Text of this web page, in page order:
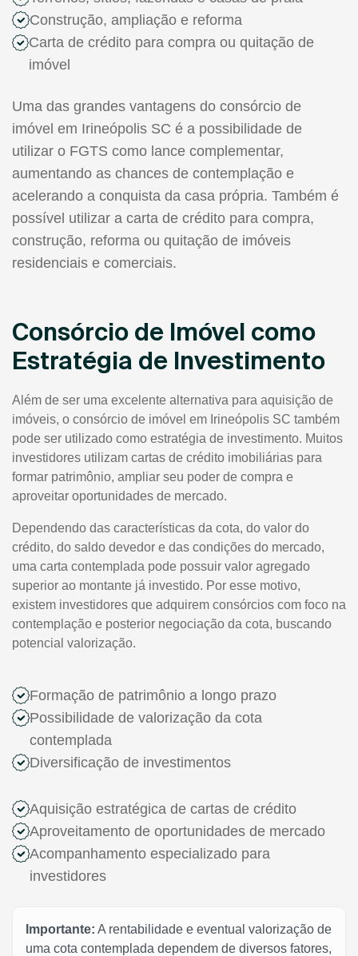
Construção, ampliação e reforma
Carta de crédito para compra ou quitação de
imóvel
Uma das grandes vantagens do consórcio de
imóvel em Irineópolis SC é a possibilidade de
utilizar o FGTS como lance complementar,
aumentando as chances de contemplação e
acelerando a conquista da casa própria. Também é
possível utilizar a carta de crédito para compra,
construção, reforma ou quitação de imóveis
residenciais e comerciais.
Consórcio de Imóvel como
Estratégia de Investimento
Além de ser uma excelente alternativa para aquisição de
imóveis, o consórcio de imóvel em Irineópolis SC também
pode ser utilizado como estratégia de investimento. Muitos
investidores utilizam cartas de crédito imobiliárias para
formar patrimônio, ampliar seu poder de compra e
aproveitar oportunidades de mercado.
Dependendo das características da cota, do valor do
crédito, do saldo devedor e das condições do mercado,
uma carta contemplada pode possuir valor agregado
superior ao montante já investido. Por esse motivo,
existem investidores que adquirem consórcios com foco na
contemplação e posterior negociação da cota, buscando
potencial valorização.
Formação de patrimônio a longo prazo
Possibilidade de valorização da cota
contemplada
Diversificação de investimentos
Aquisição estratégica de cartas de crédito
Aproveitamento de oportunidades de mercado
Acompanhamento especializado para
investidores
Importante: A rentabilidade e eventual valorização de
uma cota contemplada dependem de diversos fatores,